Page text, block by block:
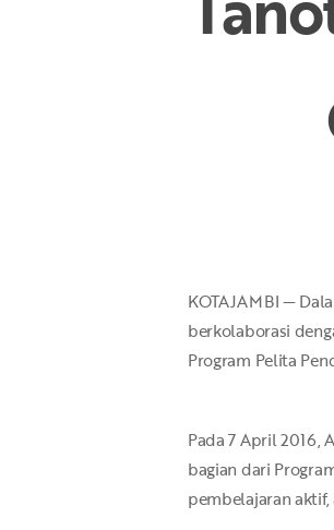
Hit enter to search or ESC to close
KOTAJAMBI —
berkolaborasi
Program Pelita
Pada 7 April 2016,
bagian dari
pembelajaran